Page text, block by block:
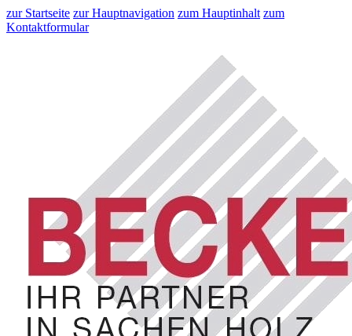
zur Startseite zur Hauptnavigation zum Hauptinhalt zum
Kontaktformular